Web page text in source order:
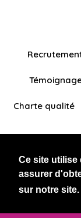
Ce site
assurer
sur notre site.
Charte qualité